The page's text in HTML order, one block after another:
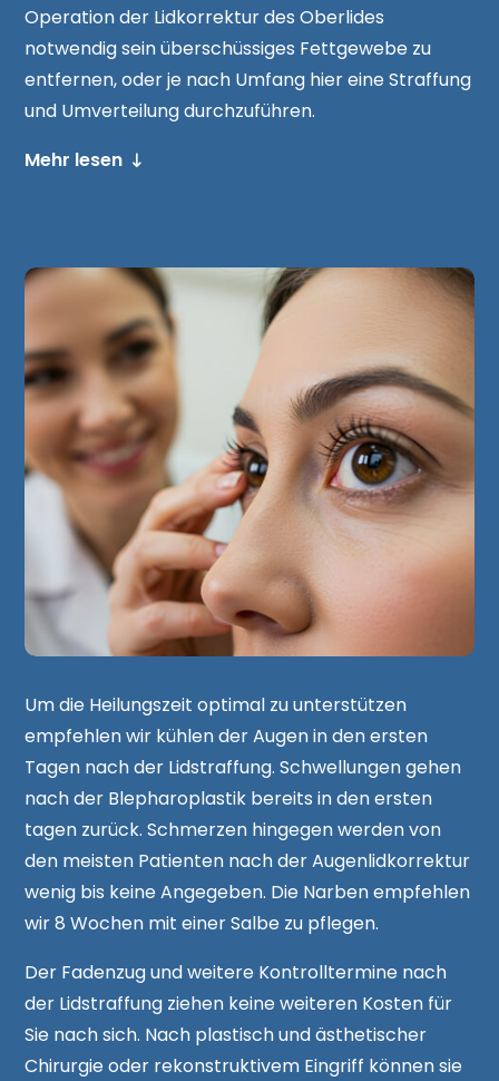
Operation der Lidkorrektur des Oberlides
notwendig sein überschüssiges Fettgewebe zu
entfernen, oder je nach Umfang hier eine Straffung
und Umverteilung durchzuführen.
Mehr lesen
Um die Heilungszeit optimal zu unterstützen
empfehlen wir kühlen der Augen in den ersten
Tagen nach der Lidstraffung. Schwellungen gehen
nach der Blepharoplastik bereits in den ersten
tagen zurück. Schmerzen hingegen werden von
den meisten Patienten nach der Augenlidkorrektur
wenig bis keine Angegeben. Die Narben empfehlen
wir 8 Wochen mit einer Salbe zu pflegen.
Der Fadenzug und weitere Kontrolltermine nach
der Lidstraffung ziehen keine weiteren Kosten für
Sie nach sich. Nach plastisch und ästhetischer
Chirurgie oder rekonstruktivem Eingriff können sie